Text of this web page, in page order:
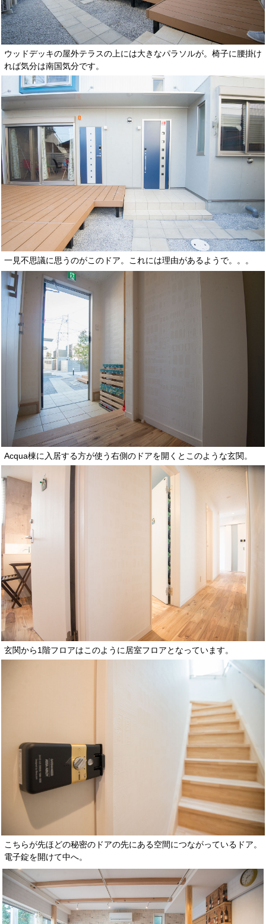
ウッドデッキの屋外テラスの上には大きなパラソルが。椅子に腰掛け
れば気分は南国気分です。
一見不思議に思うのがこのドア。これには理由があるようで。。。
Acqua棟に入居する方が使う右側のドアを開くとこのような玄関。
玄関から1階フロアはこのように居室フロアとなっています。
こちらが先ほどの秘密のドアの先にある空間につながっているドア。
電子錠を開けて中へ。